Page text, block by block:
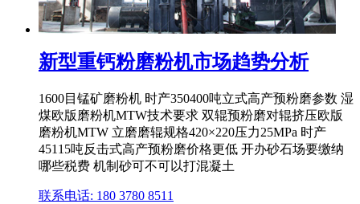
新型重钙粉磨粉机市场趋势分析
1600目锰矿磨粉机 时产350400吨立式高产预粉磨参数 湿
煤欧版磨粉机MTW技术要求 双辊预粉磨对辊挤压欧版
磨粉机MTW 立磨磨辊规格420×220压力25MPa 时产
45115吨反击式高产预粉磨价格更低 开办砂石场要缴纳
哪些税费 机制砂可不可以打混凝土
联系电话: 180 3780 8511